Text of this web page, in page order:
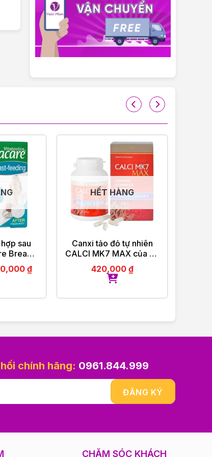
sau
Breast-
viên
UK
₫
HẾT HÀNG
Canxi tảo đỏ tự nhiên
CALCI MK7 MAX của Ba
Lan 60 viên
420,000 ₫
chính hãng: 0961.844.999
CHĂM SÓC KHÁCH